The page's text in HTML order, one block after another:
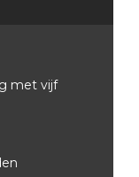
met vijf